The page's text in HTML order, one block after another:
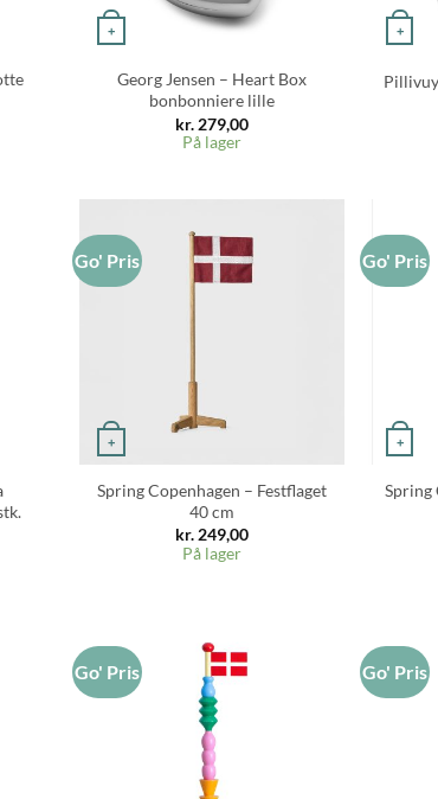
+
Georg Jensen – Heart Box
bonbonniere lille
kr. 279,00
På lager
+
Go' Pris
+
Spring Copenhagen – Festflaget
40 cm
kr. 249,00
På lager
Go' Pris
+
Spring
Go' Pris Go' Pris